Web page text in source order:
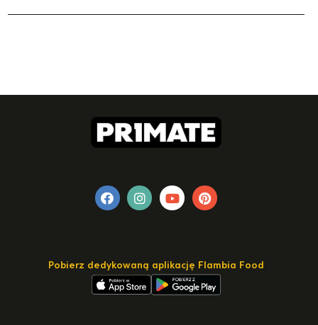
Pobierz dedykowaną aplikację Flambia Food